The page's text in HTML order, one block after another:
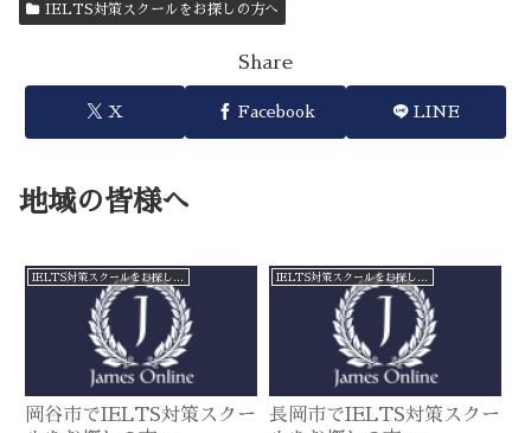
IELTS対策スクールをお探しの方へ
Share
X Facebook LINE
地域の皆様へ
IELTS対策スクールをお探しの方へ
岡谷市でIELTS対策スクー
IELTS対策スクールをお探しの方へ
長岡市でIELTS対策スクー